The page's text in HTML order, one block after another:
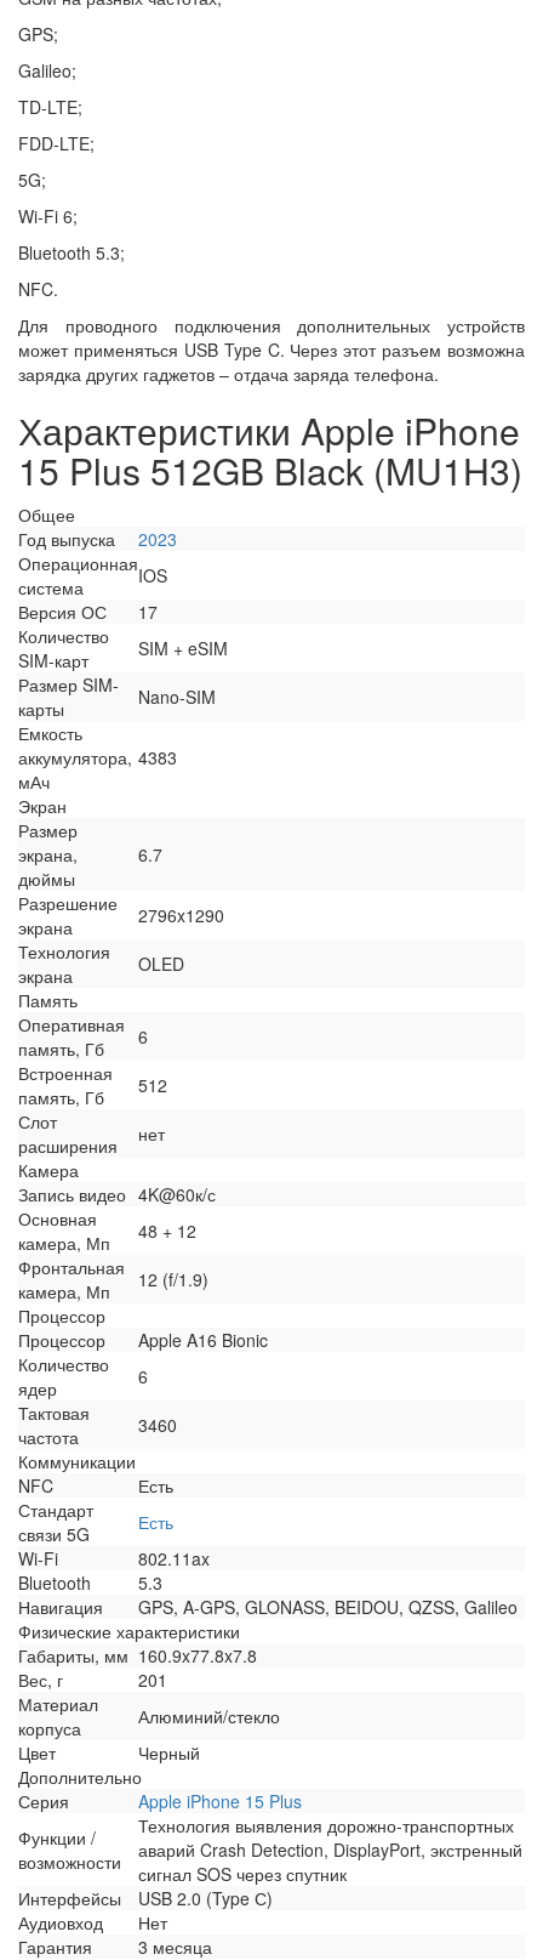
GPS;
Galileo;
TD-LTE;
FDD-LTE;
5G;
Wi-Fi 6;
Bluetooth 5.3;
NFC.
Для проводного подключения дополнительных устройств
может применяться USB Type C. Через этот разъем возможна
зарядка других гаджетов – отдача заряда телефона.
Характеристики Apple iPhone
15 Plus 512GB Black (MU1H3)
Общее
Год выпуска
2023
Операционная
система
IOS
Версия ОС
17
Количество
SIM-карт
SIM + eSIM
Размер SIM-
карты
Nano-SIM
Емкость
аккумулятора,
мАч
4383
Экран
Размер
экрана,
дюймы
6.7
Разрешение
экрана
2796x1290
Технология
экрана
OLED
Память
Оперативная
память, Гб
6
Встроенная
память, Гб
512
Слот
расширения
нет
Камера
Запись видео 4K@60к/с
Основная
камера, Мп
48 + 12
Фронтальная
камера, Мп
12 (f/1.9)
Процессор
Процессор
Apple A16 Bionic
Количество
ядер
6
Тактовая
частота
3460
Коммуникации
NFC
Есть
Стандарт
связи 5G
Есть
Wi-Fi
802.11ax
Bluetooth
5.3
Навигация
GPS, A-GPS, GLONASS, BEIDOU, QZSS, Galileo
Физические характеристики
Габариты, мм 160.9x77.8x7.8
Вес, г
201
Материал
корпуса
Алюминий/стекло
Цвет
Черный
Дополнительно
Серия
Apple iPhone 15 Plus
Функции /
возможности
Технология выявления дорожно-транспортных
аварий Crash Detection, DisplayPort, экстренный
сигнал SOS через спутник
Интерфейсы
USB 2.0 (Type С)
Аудиовход
Нет
Гарантия
3 месяца